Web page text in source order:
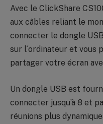
Avec le ClickShare
aux câbles reliant le
connecter le dongle
sur l´ordinateur et vous
partager votre écran
Un dongle USB est
connecter jusqu’à 8 et
réunions plus